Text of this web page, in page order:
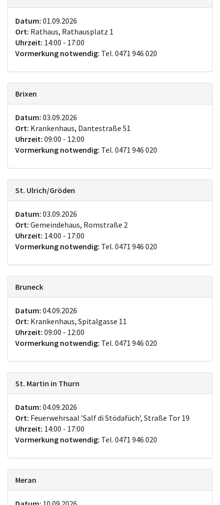
Datum: 01.09.2026
Ort: Rathaus, Rathausplatz 1
Uhrzeit: 14:00 - 17:00
Vormerkung notwendig: Tel. 0471 946 020
Brixen
Datum: 03.09.2026
Ort: Krankenhaus, Dantestraße 51
Uhrzeit: 09:00 - 12:00
Vormerkung notwendig: Tel. 0471 946 020
St. Ulrich/Gröden
Datum: 03.09.2026
Ort: Gemeindehaus, Romstraße 2
Uhrzeit: 14:00 - 17:00
Vormerkung notwendig: Tel. 0471 946 020
Bruneck
Datum: 04.09.2026
Ort: Krankenhaus, Spitalgasse 11
Uhrzeit: 09:00 - 12:00
Vormerkung notwendig: Tel. 0471 946 020
St. Martin in Thurn
Datum: 04.09.2026
Ort: Feuerwehrsaal ’Salf di Stödafüch’, Straße Tor 19
Uhrzeit: 14:00 - 17:00
Vormerkung notwendig: Tel. 0471 946 020
Meran